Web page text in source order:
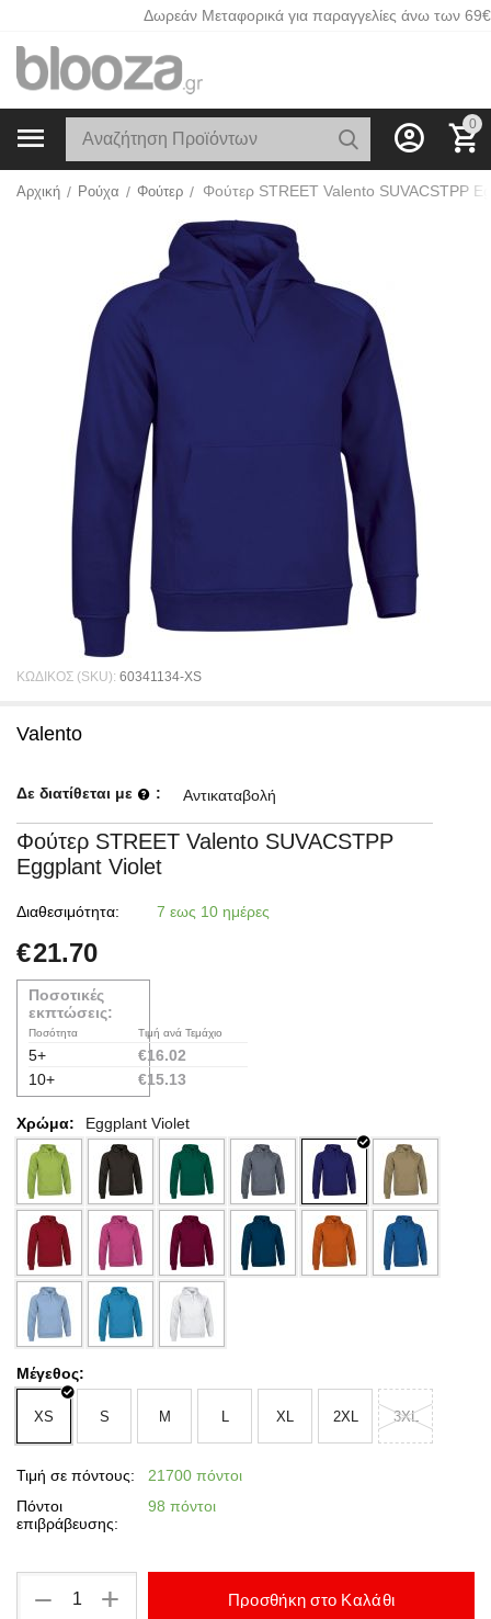
Δωρεάν Μεταφορικά για παραγγελίες άνω των 69€
0
Αρχική / Ρούχα / Φούτερ /
ΚΩΔΙΚΟΣ (SKU): 60341134-XS
Valento
Δε διατίθεται με : Αντικαταβολή
Φούτερ STREET Valento SUVACSTPP
Eggplant Violet
Διαθεσιμότητα: 7 εως 10 ημέρες
€21.70
Ποσοτικές
εκπτώσεις:
Ποσότητα
5+
10+
Τιμή ανά Τεμάχιο
€16.02
€15.13
Χρώμα: Eggplant Violet
Μέγεθος:
XS S M L XL 2XL 3XL
Τιμή σε πόντους:
21700 πόντοι
Πόντοι
επιβράβευσης:
98 πόντοι
+
− Προσθήκη στο Καλάθι